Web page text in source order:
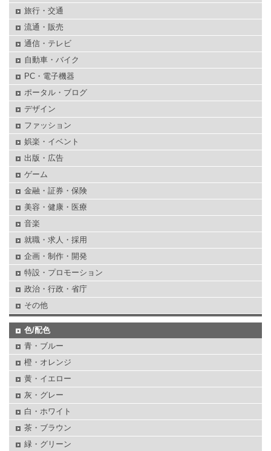
旅行・交通
流通・販売
通信・テレビ
自動車・バイク
PC・電子機器
ポータル・ブログ
デザイン
ファッション
娯楽・イベント
出版・広告
ゲーム
金融・証券・保険
美容・健康・医療
音楽
就職・求人・採用
企画・制作・開発
特設・プロモーション
政治・行政・省庁
その他
色/配色
青・ブルー
橙・オレンジ
黄・イエロー
灰・グレー
白・ホワイト
茶・ブラウン
緑・グリーン